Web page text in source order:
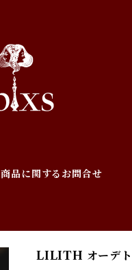
商品に関するお問合せ
LILITH オーデト